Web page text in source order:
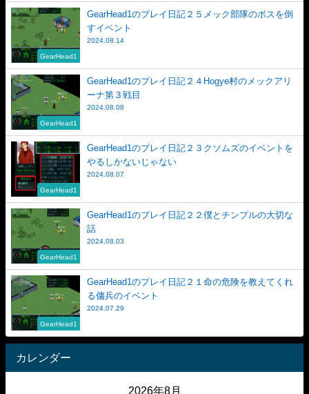
GearHead1
GearHead1のプレイ日記２５メック部隊のボスを倒
すイベント
2024.08.14
GearHead1
GearHead1のプレイ日記２４Hogye村のメックアリ
ーナ第３戦目
2024.08.08
GearHead1
GearHead1のプレイ日記２３クソムズのイベントを
やるしかないじゃない
2024.08.07
GearHead1
GearHead1のプレイ日記２２僕とチンプルの大切な
話
2024.08.03
GearHead1
GearHead1のプレイ日記２１命の危険を教えてくれ
る傭兵のイベント
2024.07.29
カレンダー
2026年8月